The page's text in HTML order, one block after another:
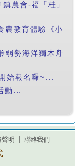
農會-福「桂」
農教育體驗《小
弱勢海洋獨木舟
始報名囉~...
動...
明 聯絡我們